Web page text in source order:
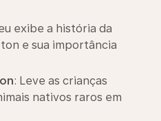
exibe a história da
e sua importância
: Leve as crianças
nativos raros em